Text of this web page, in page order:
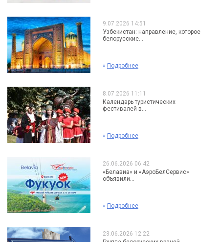
9.07.2026 14:51
Узбекистан: направление, которое
белорусские...
» Подробнее
8.07.2026 11:11
Календарь туристических
фестивалей в...
» Подробнее
26.06.2026 06:42
«Белавиа» и «АэроБелСервис»
объявили...
» Подробнее
23.06.2026 12:22